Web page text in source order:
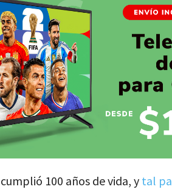
100 años de vida, ytal